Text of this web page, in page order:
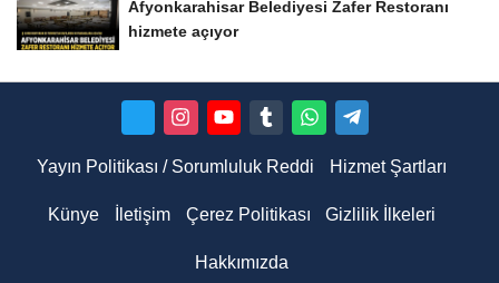
Afyonkarahisar Belediyesi Zafer Restoranı
hizmete açıyor
Yayın Politikası / Sorumluluk Reddi Hizmet Şartları
Künye İletişim Çerez Politikası Gizlilik İlkeleri
Hakkımızda